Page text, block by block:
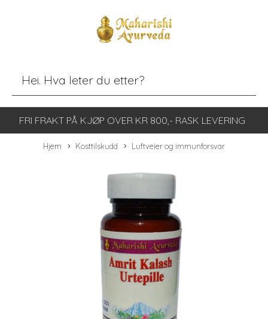
FRI FRAKT PÅ KJØP OVER KR 800,- RASK LEVERING
Hjem Kosttilskudd Luftveier og immunforsvar